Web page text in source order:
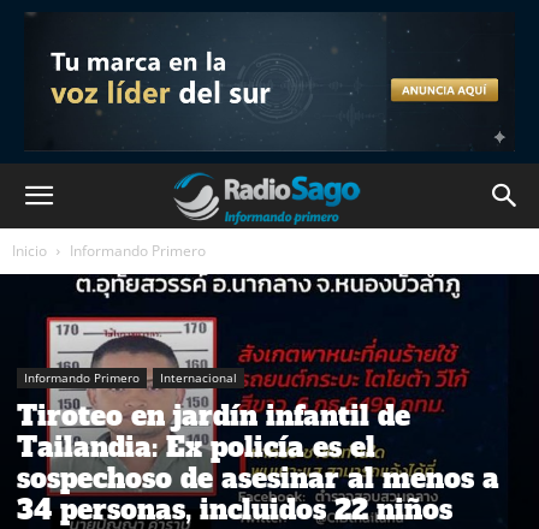
Inicio Informando Primero
Informando Primero Internacional
Tiroteo en jardín infantil de
Tailandia: Ex policía es el
sospechoso de asesinar al menos a
34 personas, incluidos 22 niños